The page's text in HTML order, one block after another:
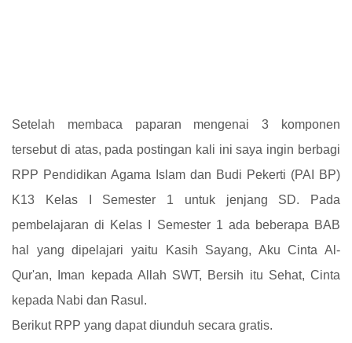
Setelah membaca paparan mengenai 3 komponen
tersebut di atas, pada postingan kali ini saya ingin berbagi
RPP Pendidikan Agama Islam dan Budi Pekerti (PAI BP)
K13
Kelas I
Semester 1 untuk jenjang SD. Pada
pembelajaran di Kelas I Semester 1 ada beberapa BAB
hal yang dipelajari yaitu Kasih Sayang, Aku Cinta Al-
Qur'an, Iman kepada Allah SWT, Bersih itu Sehat, Cinta
kepada Nabi dan Rasul.
Berikut RPP yang dapat diunduh secara gratis.